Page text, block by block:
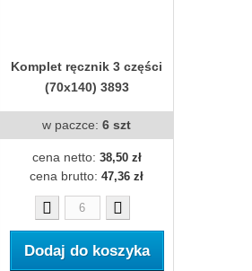
Komplet ręcznik 3 części
(70x140) 3893
w paczce: 6 szt
cena netto: 38,50 zł
cena brutto: 47,36 zł
Dodaj do koszyka